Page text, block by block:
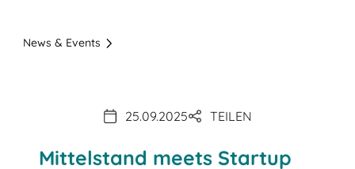
News & Events
25.09.2025 TEILEN
Mittelstand meets Startup